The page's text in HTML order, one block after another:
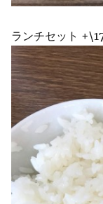
ランチセット